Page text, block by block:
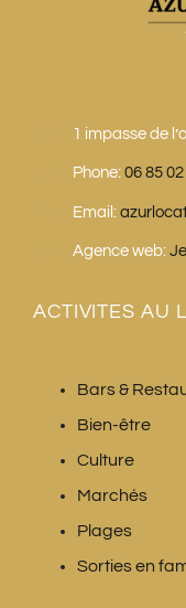
1 impasse de
Phone: 06 85
Email:
Agence web:
ACTIVITES AU
Bars &
Bien-être
Culture
Marchés
Plages
Sorties en